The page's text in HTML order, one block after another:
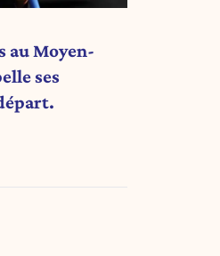
au Moyen-
ses